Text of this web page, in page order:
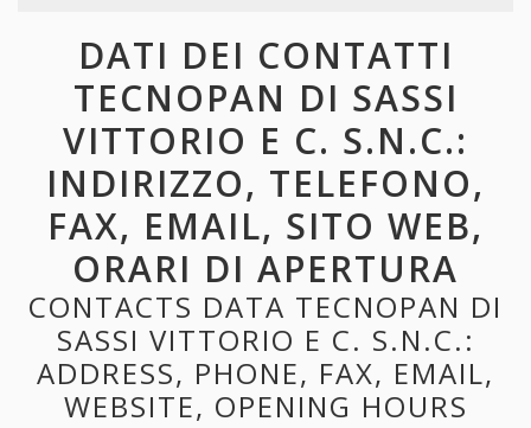
DATI DEI CONTATTI
TECNOPAN DI SASSI
VITTORIO E C. S.N.C.:
INDIRIZZO, TELEFONO,
FAX, EMAIL, SITO WEB,
ORARI DI APERTURA
CONTACTS DATA TECNOPAN DI
SASSI VITTORIO E C. S.N.C.:
ADDRESS, PHONE, FAX, EMAIL,
WEBSITE, OPENING HOURS